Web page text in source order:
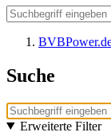
Suche
Erweiterte Filter